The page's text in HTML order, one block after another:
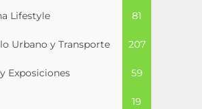
Lifestyle 81
Urbano y Transporte 207
Exposiciones 59
19